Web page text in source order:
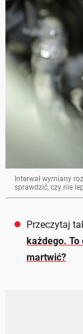
Interwał wymiany
sprawdzić, czy nie
Przeczytaj
każdego.
martwić?